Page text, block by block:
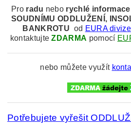
Pro radu nebo rychlé
SOUDNÍMU ODDLUŽENÍ,
BANKROTU od EURA
kontaktujteZDARMA pomocí
nebo můžete využít
Potřebujete vyřešit